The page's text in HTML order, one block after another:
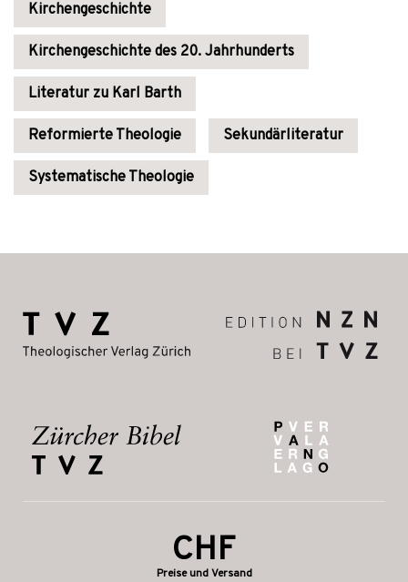
Kirchengeschichte
Kirchengeschichte des 20. Jahrhunderts
Literatur zu Karl Barth
Reformierte Theologie Sekundärliteratur
Systematische Theologie
CHF
Preise und Versand